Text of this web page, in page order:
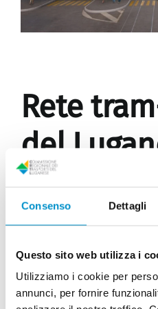
Consenso Dettagli
Questo sito web utilizza i
Utilizziamo i cookie per
annunci, per fornire
Rete
del
Pubblicato il 11 Settembre
Conferenza stampa del
(DT): aggiornamento sul
treno del Luganese.